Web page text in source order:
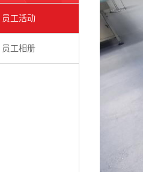
员工活动
员工相册